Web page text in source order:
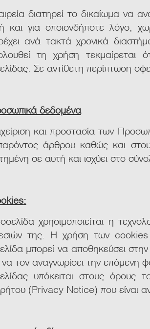
διατηρεί το δικαίωμα να
και για οποιονδήποτε λόγο,
ανά τακτά χρονικά
τη χρήση τεκμαίρεται
Σε αντίθετη περίπτωση
δεδομένα
και προστασία των
άρθρου καθώς και
σε αυτή και ισχύει στο
:
χρησιμοποιείται η
της. Η χρήση των cookies
μπορεί να αποθηκεύσει
τον αναγνωρίσει την επόμενη
υπόκειται στους
(Privacy Notice) που είναι